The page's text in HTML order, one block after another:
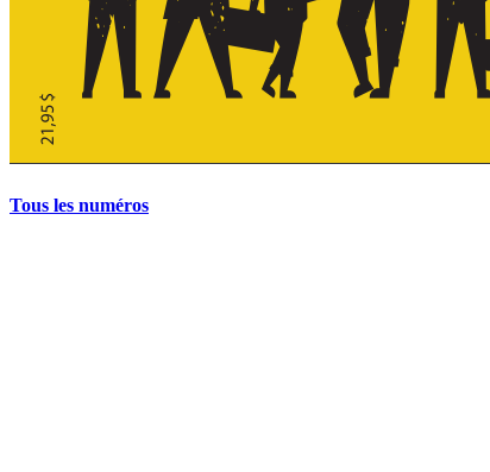
Tous les numéros